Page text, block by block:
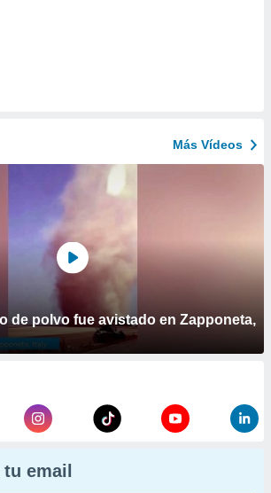
Más Vídeos
de polvo fue avistado en Zapponeta,
email